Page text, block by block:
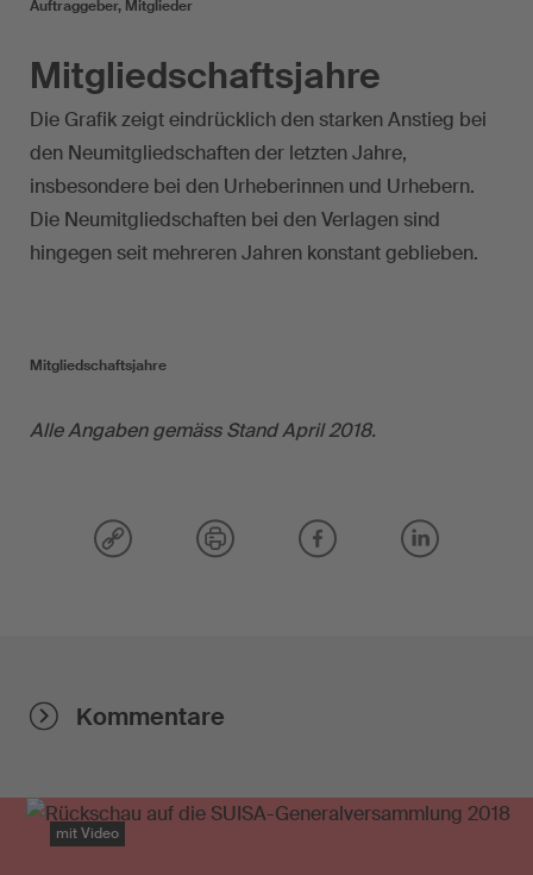
Auftraggeber, Mitglieder
Mitgliedschaftsjahre
Die Grafik zeigt eindrücklich den starken Anstieg bei
den Neumitgliedschaften der letzten Jahre,
insbesondere bei den Urheberinnen und Urhebern.
Die Neumitgliedschaften bei den Verlagen sind
hingegen seit mehreren Jahren konstant geblieben.
Mitgliedschaftsjahre
Alle Angaben gemäss Stand April 2018.
Kommentare
mit Video